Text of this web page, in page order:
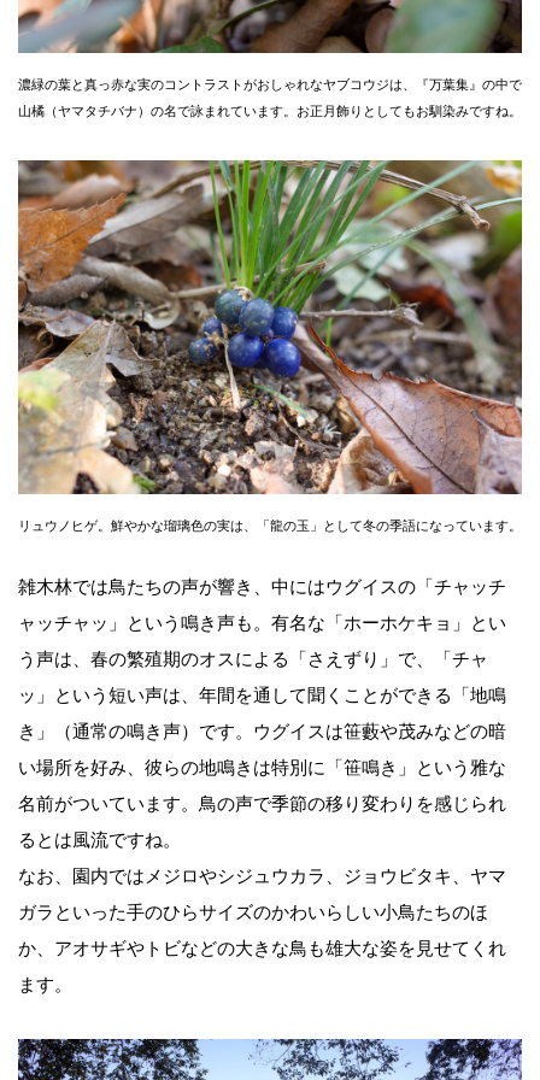
濃緑の葉と真っ赤な実のコントラストがおしゃれなヤブコウジは、『万葉集』の中で
山橘（ヤマタチバナ）の名で詠まれています。お正月飾りとしてもお馴染みですね。
リュウノヒゲ。鮮やかな瑠璃色の実は、「龍の玉」として冬の季語になっています。
雑木林では鳥たちの声が響き、中にはウグイスの「チャッチ
ャッチャッ」という鳴き声も。有名な「ホーホケキョ」とい
う声は、春の繁殖期のオスによる「さえずり」で、「チャ
ッ」という短い声は、年間を通して聞くことができる「地鳴
き」（通常の鳴き声）です。ウグイスは笹藪や茂みなどの暗
い場所を好み、彼らの地鳴きは特別に「笹鳴き」という雅な
名前がついています。鳥の声で季節の移り変わりを感じられ
るとは風流ですね。
なお、園内ではメジロやシジュウカラ、ジョウビタキ、ヤマ
ガラといった手のひらサイズのかわいらしい小鳥たちのほ
か、アオサギやトビなどの大きな鳥も雄大な姿を見せてくれ
ます。